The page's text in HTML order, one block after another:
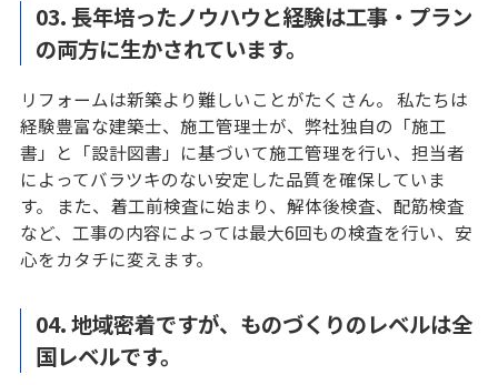
03. 長年培ったノウハウと経験は工事・プラン
の両方に生かされています。
リフォームは新築より難しいことがたくさん。 私たちは
経験豊富な建築士、施工管理士が、弊社独自の「施工
書」と「設計図書」に基づいて施工管理を行い、担当者
によってバラツキのない安定した品質を確保していま
す。 また、着工前検査に始まり、解体後検査、配筋検査
など、工事の内容によっては最大6回もの検査を行い、安
心をカタチに変えます。
04. 地域密着ですが、ものづくりのレベルは全
国レベルです。